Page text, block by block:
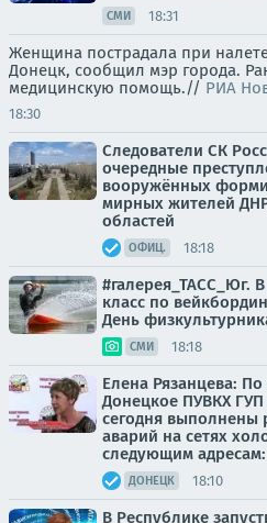
СМИ 18:31
Женщина пострадала при
Донецк, сообщил мэр города.
медицинскую помощь.// РИА
18:30
Следователи СК
очередные
вооружённых
мирных жителей
областей
ОФИЦ. 18:18
#галерея_ТАСС_Юг.
класс по
День
СМИ 18:18
Елена Рязанцева:
Донецкое ПУВКХ
сегодня выполнены
аварий на сетях
следующим адресам:
ДОНЕЦК 18:10
В Республике